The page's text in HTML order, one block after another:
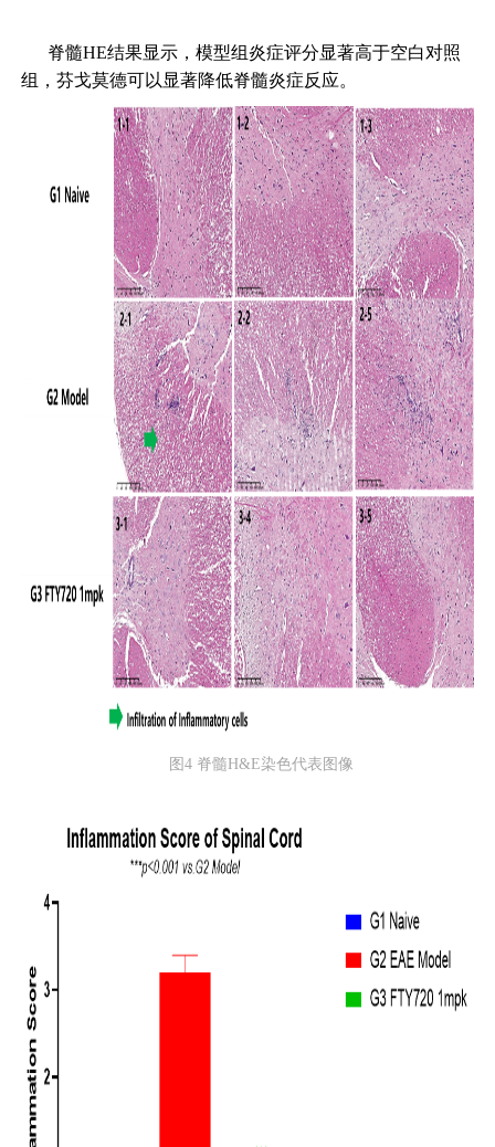
脊髓HE结果显示，模型组炎症评分显著高于空白对照
组，芬戈莫德可以显著降低脊髓炎症反应。
图4 脊髓H&E染色代表图像